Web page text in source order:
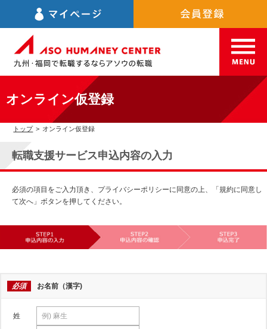
オンライン仮登録
トップ > オンライン仮登録
転職支援サービス申込内容の入力
必須の項目をご入力頂き、プライバシーポリシーに同意の上、「規約に同意し
て次へ」ボタンを押してください。
必須 お名前（漢字)
姓